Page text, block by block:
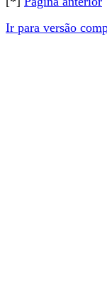
Ir para versão